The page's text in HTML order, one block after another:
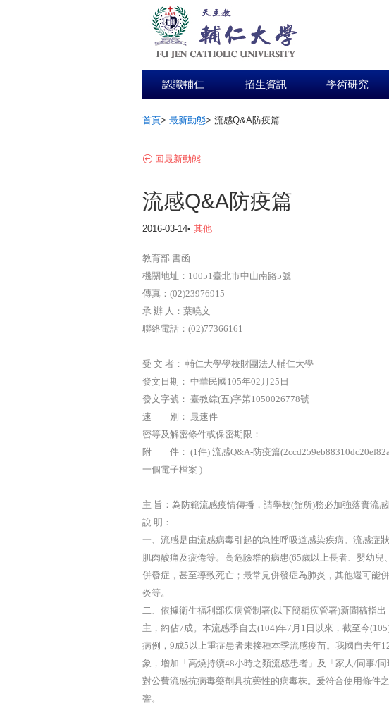
認識輔仁 招生資訊 學術研究
首頁> 最新動態> 流感Q&A防疫篇
回最新動態
流感Q&A防疫篇
2016-03-14• 其他
教育部 書函
機關地址：10051臺北市中山南路5號
傳真：(02)23976915
承 辦 人：葉曉文
聯絡電話：(02)77366161
受 文 者： 輔仁大學學校財團法人輔仁大學
發文日期： 中華民國105年02月25日
發文字號： 臺教綜(五)字第1050026778號
速 別： 最速件
密等及解密條件或保密期限：
附 件： (1件) 流感Q&A-防疫篇
一個電子檔案 )
主 旨：為防範流感疫情傳播，請學校(館所)務必加強落實流
說 明：
一、流感是由流感病毒引起的急性呼吸道感染疾病。流感症
肌肉酸痛及疲倦等。高危險群的病患(65歲以上長者、嬰幼
併發症，甚至導致死亡；最常見併發症為肺炎，其他還可能
炎等。
二、依據衛生福利部疾病管制署(以下簡稱疾管署)新聞稿指
主，約佔7成。本流感季自去(104)年7月1日以來，截至今
病例，9成5以上重症患者未接種本季流感疫苗。我國自去年
象，增加「高燒持續48小時之類流感患者」及「家人/同事/
對公費流感抗病毒藥劑具抗藥性的病毒株。爰符合使用條件
響。